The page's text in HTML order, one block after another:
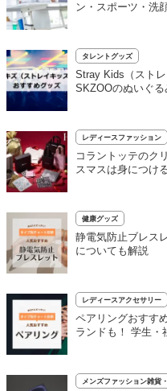
ン・スポーツ・洗
タレントグッズ
Stray Kids（スト
SKZOOのぬいぐる
レディースファッション
コラントッテのク
スマスは身につけ
健康グッズ
静電気防止ブレス
についても解説
レディースアクセサリー
ペアリングおすす
ランドも！ 学生・
メンズファッション雑貨